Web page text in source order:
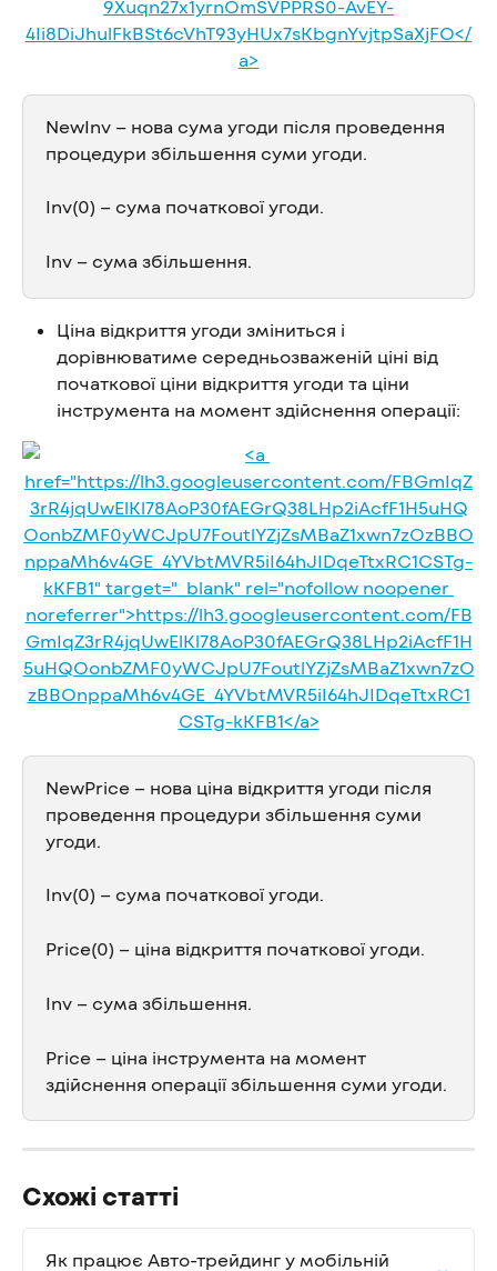
NewInv – нова сума угоди після проведення
процедури збільшення суми угоди.
Inv(0) – сума початкової угоди.
Inv – сума збільшення.
Ціна відкриття угоди зміниться і
дорівнюватиме середньозваженій ціні від
початкової ціни відкриття угоди та ціни
інструмента на момент здійснення операції:
NewPrice – нова ціна відкриття угоди після
проведення процедури збільшення суми
угоди.
Inv(0) – сума початкової угоди.
Price(0) – ціна відкриття початкової угоди.
Inv – сума збільшення.
Price – ціна інструмента на момент
здійснення операції збільшення суми угоди.
Схожі статті
Як працює Авто-трейдинг у мобільній